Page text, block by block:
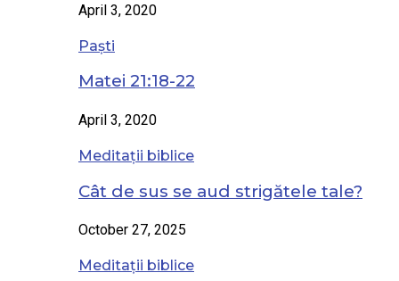
April 3, 2020
Paști
Matei 21:18-22
April 3, 2020
Meditații biblice
Cât de sus se aud strigătele tale?
October 27, 2025
Meditații biblice